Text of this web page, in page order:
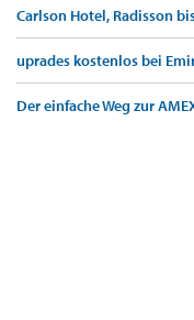
Carlson Hotel, Radisson
uprades kostenlos bei
Der einfache Weg zur